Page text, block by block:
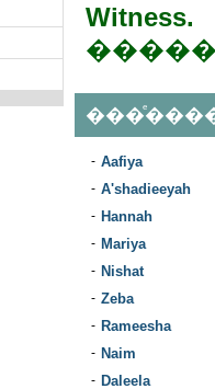
Witness.
- Aafiya
- A'shadieeyah
- Hannah
- Mariya
- Nishat
- Zeba
- Rameesha
- Naim
- Daleela